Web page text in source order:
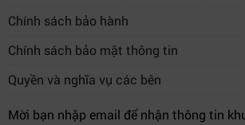
Chính sách bảo hành
Chính sách bảo mật thông tin
Quyền và nghĩa vụ các bên
Mời bạn nhập email để nhận thông tin